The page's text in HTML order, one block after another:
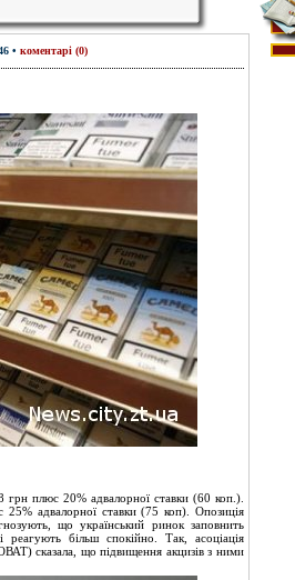
• коментарі (0)
грн плюс 20% адвалорної ставки (60 коп.).
адвалорної ставки (75 коп). Опозиція
що український ринок заповнить
більш спокійно. Так, асоціація
сказала, що підвищення акцизів з ними